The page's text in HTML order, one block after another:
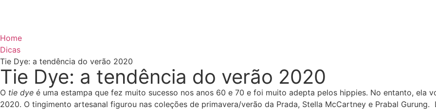
Home
Dicas
Tie Dye: a tendência do verão 2020
Tie Dye: a tendência do verão 2020
O tie dye é uma estampa que fez muito sucesso nos anos 60 e 70 e foi muito adepta pelos hippies. No entanto, ela
2020. O tingimento artesanal figurou nas coleções de primavera/verão da Prada, Stella McCartney e Prabal